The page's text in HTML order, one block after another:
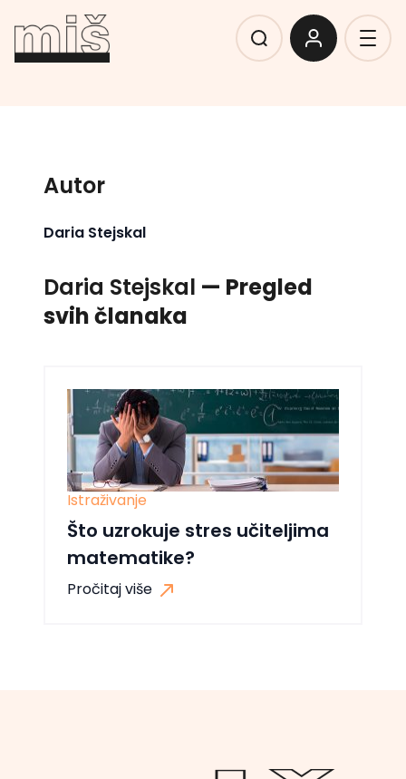
Autor
Daria Stejskal
Daria Stejskal — Pregled
svih članaka
Istraživanje
Što uzrokuje stres učiteljima
matematike?
Pročitaj više